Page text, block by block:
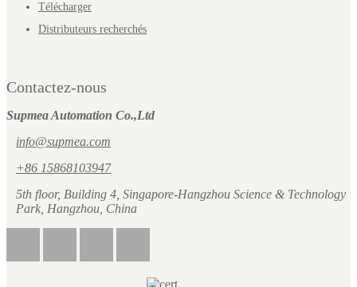
Télécharger
Distributeurs recherchés
Contactez-nous
Supmea Automation Co.,Ltd
info@supmea.com
+86 15868103947
5th floor, Building 4, Singapore-Hangzhou Science & Technology
Park, Hangzhou, China